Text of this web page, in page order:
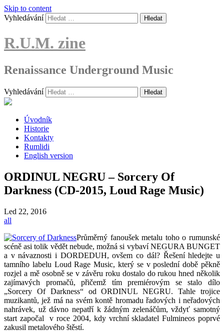
Skip to content
Vyhledávání
R.U.M. zine
Renaissance Underground Music
Vyhledávání
Úvodník
Historie
Kontakty
Rumlidi
English version
ORDINUL NEGRU – Sorcery Of
Darkness (CD-2015, Loud Rage Music)
Led 22, 2016
all
Průměrný fanoušek metalu toho o rumunské
scéně asi tolik vědět nebude, možná si vybaví NEGURA BUNGET
a v návaznosti i DORDEDUH, ovšem co dál? Řešení hledejte u
tamního labelu Loud Rage Music, který se v poslední době pěkně
rozjel a mě osobně se v závěru roku dostalo do rukou hned několik
zajímavých promačů, přičemž tím premiérovým se stalo dílo
„Sorcery Of Darkness“ od ORDINUL NEGRU. Tahle trojice
muzikantů, jež má na svém kontě hromadu řadových i neřadových
nahrávek, už dávno nepatří k žádným zelenáčům, vždyť samotný
start započal v roce 2004, kdy vrchní skladatel Fulmineos poprvé
zakusil metalového štěstí.